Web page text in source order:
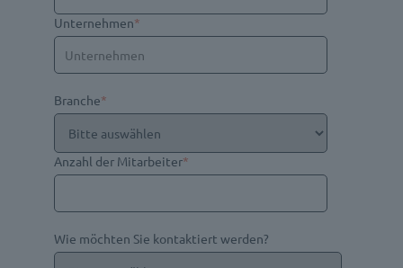
Unternehmen*
Branche*
Anzahl der Mitarbeiter*
Wie möchten Sie kontaktiert werden?